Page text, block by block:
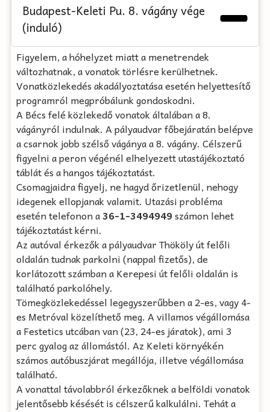
Budapest-Keleti Pu. 8. vágány vége
(induló)
Figyelem, a hóhelyzet miatt a menetrendek
változhatnak, a vonatok törlésre kerülhetnek.
Vonatközlekedés akadályoztatása esetén helyettesítő
programról megpróbálunk gondoskodni.
A Bécs felé közlekedő vonatok általában a 8.
vágányról indulnak. A pályaudvar főbejáratán belépve
a csarnok jobb szélső vágánya a 8. vágány. Célszerű
figyelni a peron végénél elhelyezett utastájékoztató
táblát és a hangos tájékoztatást.
Csomagjaidra figyelj, ne hagyd őrizetlenül, nehogy
idegenek ellopjanak valamit. Utazási probléma
esetén telefonon a36-1-3494949számon lehet
tájékoztatást kérni.
Az autóval érkezők a pályaudvar Thököly út felőli
oldalán tudnak parkolni (nappal fizetős), de
korlátozott számban a Kerepesi út felőli oldalán is
található parkolóhely.
Tömegközlekedéssel legegyszerűbben a 2-es, vagy 4-
es Metróval közelíthető meg. A villamos végállomása
a Festetics utcában van (23, 24-es járatok), ami 3
perc gyalog az állomástól. Az Keleti környékén
számos autóbuszjárat megállója, illetve végállomása
található.
A vonattal távolabbról érkezőknek a belföldi vonatok
jelentősebb késését is célszerű kalkulálni. Tehát a